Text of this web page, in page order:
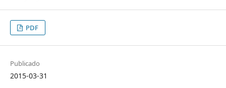
PDF
Publicado
2015-03-31